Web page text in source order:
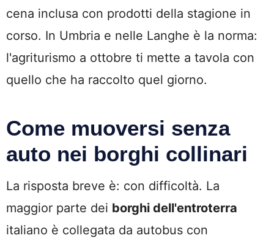
cena inclusa con prodotti della stagione in
corso. In Umbria e nelle Langhe è la norma:
l'agriturismo a ottobre ti mette a tavola con
quello che ha raccolto quel giorno.
Come muoversi senza
auto nei borghi collinari
La risposta breve è: con difficoltà. La
maggior parte dei borghi dell'entroterra
italiano è collegata da autobus con